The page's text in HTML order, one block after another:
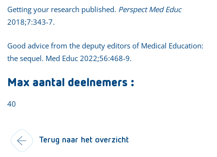
Getting your research published. Perspect Med Educ
2018;7:343-7.
Good advice from the deputy editors of Medical Education:
the sequel. Med Educ 2022;56:468-9.
Max aantal deelnemers :
40
Terug naar het overzicht